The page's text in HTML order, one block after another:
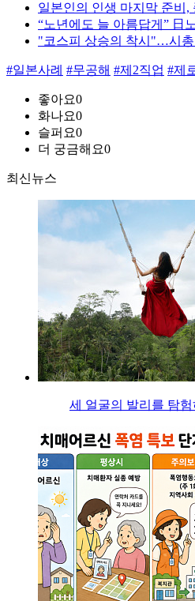
일본인의 인생 마지막 준비,
“노년에도 늘 아름답게” 日
"코스피 상승의 착시"…시총
#일본사례 #무공해 #제2직업 #제
좋아요0
화나요0
슬퍼요0
더 궁금해요0
최신뉴스
세 얼굴의 발리를 탐